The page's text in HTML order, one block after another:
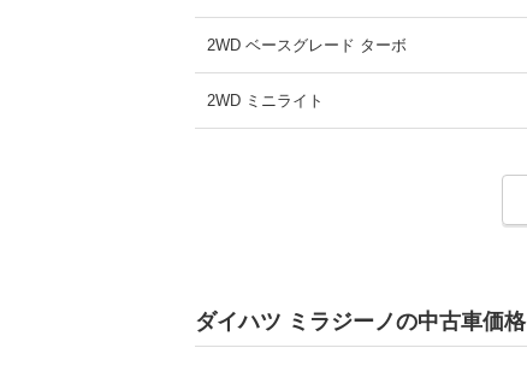
2WD ベースグレード ターボ
2WD ミニライト
2WD ミニライトスペシャル リミテッド
ダイハツ ミラジーノの中古車価格